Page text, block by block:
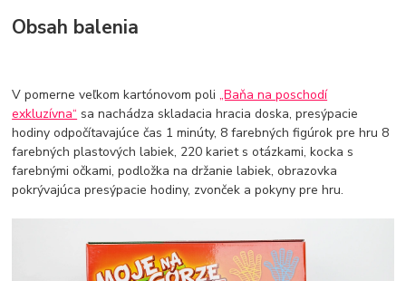
Obsah balenia
V pomerne veľkom kartónovom poli„Baňa na poschodí
exkluzívna“ sa nachádza skladacia hracia doska, presýpacie
hodiny odpočítavajúce čas 1 minúty, 8 farebných figúrok pre hru 8
farebných plastových labiek, 220 kariet s otázkami, kocka s
farebnými očkami, podložka na držanie labiek, obrazovka
pokrývajúca presýpacie hodiny, zvonček a pokyny pre hru.